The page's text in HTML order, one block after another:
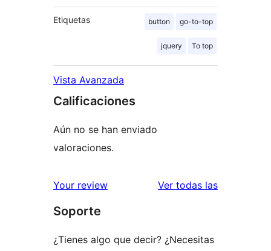
Etiquetas button go-to-top
jquery To top
Vista Avanzada
Calificaciones
Aún no se han enviado
valoraciones.
Your review Ver todas lasreseñas
Soporte
¿Tienes algo que decir? ¿Necesitas